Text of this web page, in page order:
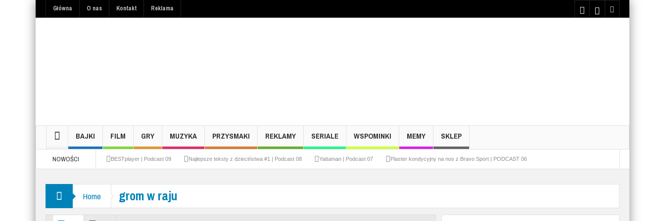
Główna O nas Kontakt Reklama
BAJKI FILM GRY MUZYKA PRZYSMAKI REKLAMY SERIALE WSPOMINKI MEMY SKLEP
NOWOŚCI BESTplayer | Podcast 09 Najlepsze teksty z dzieciństwa #1 | Podcast 08 Yattaman | Podcast 07 Plaster kondycyjny na nos z Bravo Sport | PODCAST 06
Zapowiedź podcastu – przywitanie autora | PODCAST 00
Home grom w raju